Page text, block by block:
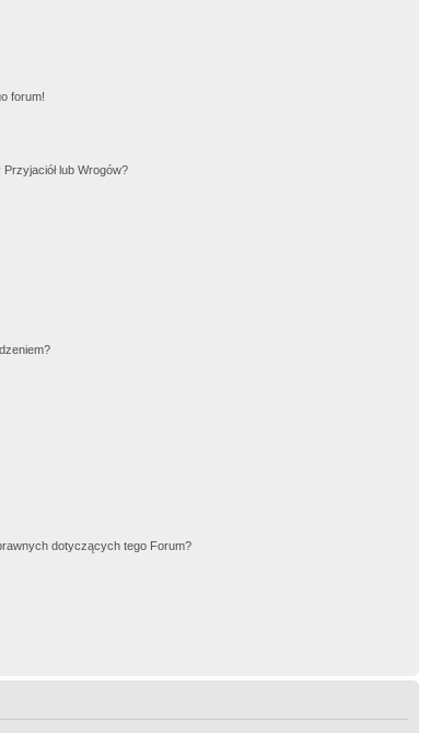
forum!
lub Wrogów?
dotyczących tego Forum?